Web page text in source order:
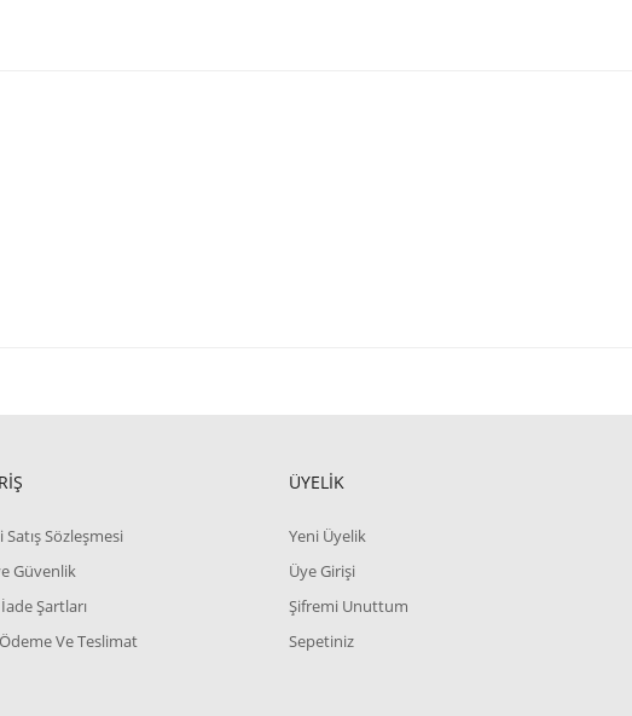
Satış Sözleşmesi
Güvenlik
Şartları
Ve Teslimat
ÜYELİK
Yeni Üyelik
Üye Girişi
Şifremi Unuttum
Sepetiniz